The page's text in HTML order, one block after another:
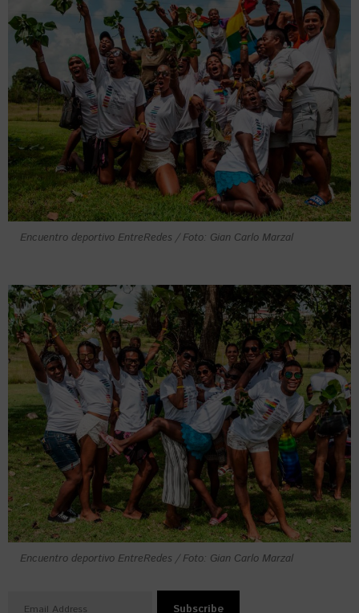
Encuentro deportivo EntreRedes / Foto: Gian Carlo Marzal
Encuentro deportivo EntreRedes / Foto: Gian Carlo Marzal